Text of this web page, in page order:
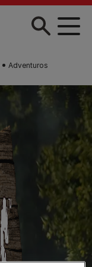
Adventuros